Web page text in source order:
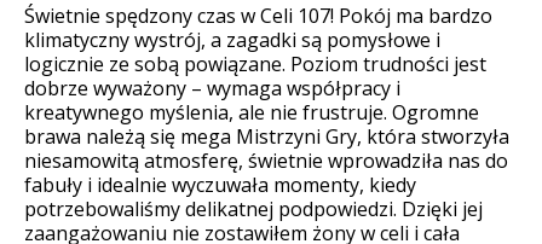
Świetnie spędzony czas w Celi 107! Pokój ma bardzo
klimatyczny wystrój, a zagadki są pomysłowe i
logicznie ze sobą powiązane. Poziom trudności jest
dobrze wyważony – wymaga współpracy i
kreatywnego myślenia, ale nie frustruje. Ogromne
brawa należą się mega Mistrzyni Gry, która stworzyła
niesamowitą atmosferę, świetnie wprowadziła nas do
fabuły i idealnie wyczuwała momenty, kiedy
potrzebowaliśmy delikatnej podpowiedzi. Dzięki jej
zaangażowaniu nie zostawiłem żony w celi i cała